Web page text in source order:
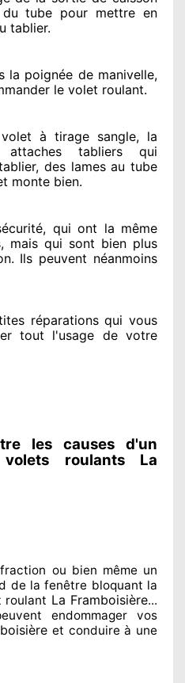
tube pour mettre en
tablier.
la poignée de manivelle,
le volet roulant.
à tirage sangle, la
tabliers qui
des lames au tube
monte bien.
, qui ont la même
mais qui sont bien plus
Ils peuvent néanmoins
réparations qui vous
tout l'usage de votre
les causes d'un
roulants La
ou bien même un
de la fenêtre bloquant la
roulant La Framboisière...
endommager vos
et conduire à une